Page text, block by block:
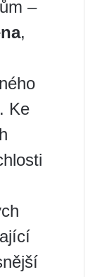
–
,
Ke